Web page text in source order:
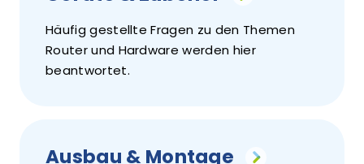
Häufig gestellte Fragen zu den Themen
Router und Hardware werden hier
beantwortet.
Ausbau & Montage